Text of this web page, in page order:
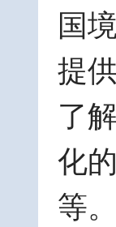
国
提
了
化
等